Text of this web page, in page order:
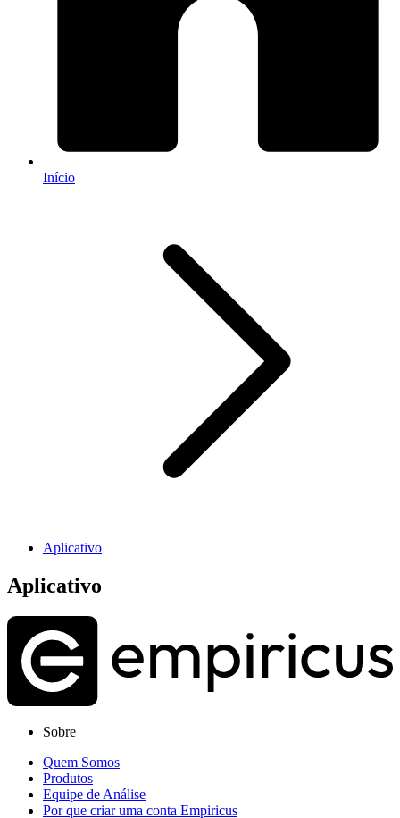
Início
Aplicativo
Aplicativo
Sobre
Quem Somos
Produtos
Equipe de Análise
Por que criar uma conta Empiricus